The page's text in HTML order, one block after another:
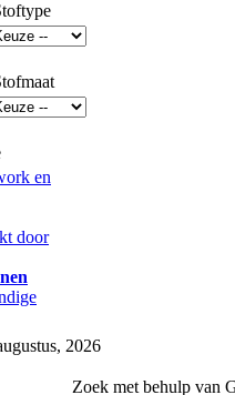
en
door
2026
Zoek met behulp van